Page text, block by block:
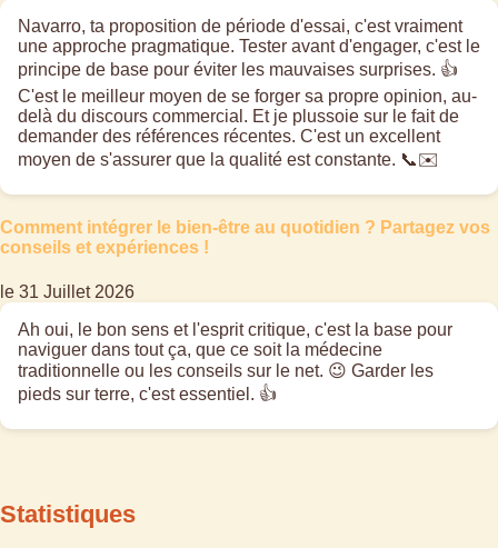
Navarro, ta proposition de période d'essai, c'est vraiment
une approche pragmatique. Tester avant d'engager, c'est le
principe de base pour éviter les mauvaises surprises. 👍
C'est le meilleur moyen de se forger sa propre opinion, au-
delà du discours commercial. Et je plussoie sur le fait de
demander des références récentes. C'est un excellent
moyen de s'assurer que la qualité est constante. 📞✉️
Comment intégrer le bien-être au quotidien ? Partagez vos
conseils et expériences !
le 31 Juillet 2026
Ah oui, le bon sens et l'esprit critique, c'est la base pour
naviguer dans tout ça, que ce soit la médecine
traditionnelle ou les conseils sur le net. 😉 Garder les
pieds sur terre, c'est essentiel. 👍
Statistiques